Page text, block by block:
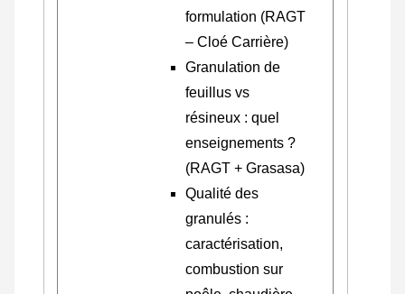
formulation (RAGT
– Cloé Carrière)
Granulation de
feuillus vs
résineux : quel
enseignements ?
(RAGT + Grasasa)
Qualité des
granulés :
caractérisation,
combustion sur